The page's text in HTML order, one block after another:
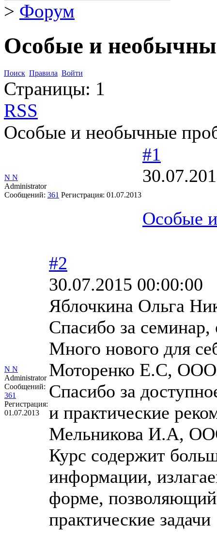
> Форум
Особые и
Поиск Правила Войти
Страницы: 1
RSS
Особые и необычные
N N
Administrator
Сообщений: 361 Регистрация: 01.07.2013
#1
Особые
N N
Administrator
Сообщений:
361
Регистрация:
01.07.2013
#2
30.07.2015 00:00:00
Яблочкина Ольга
Спасибо за семинар,
Много нового для
Моторенко Е.С,
Спасибо за
и практические
Мельникова И.А,
Курс содержит
информации,
форме,
практические задачи